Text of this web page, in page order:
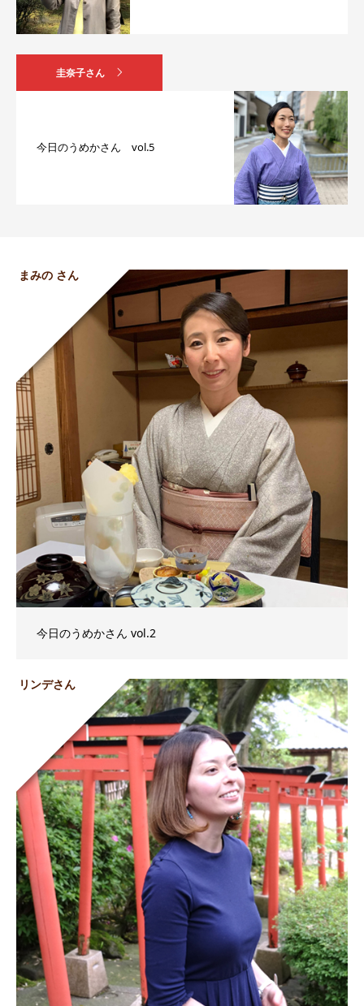
圭奈子さん
今日のうめかさん vol.5
まみの さん
今日のうめかさん vol.2
リンデさん